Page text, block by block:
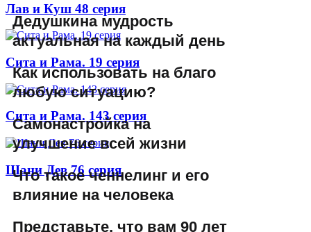
Дедушкина мудрость
актуальная на каждый день
Как использовать на благо
любую ситуацию?
Самонастройка на
улучшение всей жизни
Что такое ченнелинг и его
влияние на человека
Представьте, что вам 90 лет
Лав и Куш 48 серия
Сита и Рама. 19 серия
Сита и Рама. 143 серия
Шани Дев 76 серия